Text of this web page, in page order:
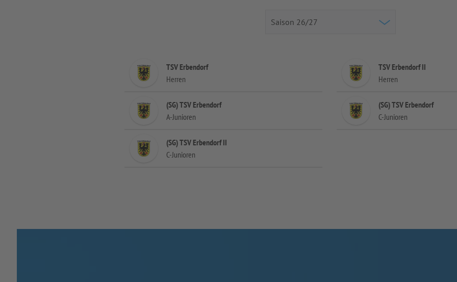
TSV Erbendorf
Herren
TSV Erbendorf II
Herren
(SG) TSV Erbendorf
A-Junioren
(SG) TSV Erbendorf
C-Junioren
(SG) TSV Erbendorf II
C-Junioren